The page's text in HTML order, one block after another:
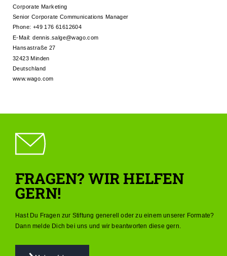
Corporate Marketing
Senior Corporate Communications Manager
Phone: +49 176 61612604
E-Mail:dennis.salge@wago.com
Hansastraße 27
32423 Minden
Deutschland
www.wago.com
FRAGEN? WIR HELFEN
GERN!
Hast Du Fragen zur Stiftung generell oder zu einem unserer Formate?
Dann melde Dich bei uns und wir beantworten diese gern.